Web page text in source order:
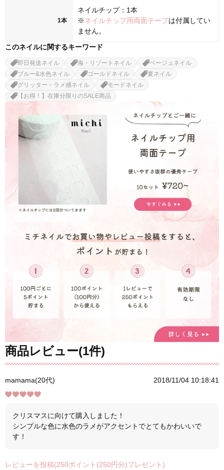
1本
ネイルチップ：1本
※ネイルチップ用両面テープは付属してい
ません。
このネイルに関するキーワード
即日発送ネイル 海・リゾートネイル
ベージュネイル
ブルー&水色ネイル
ゴールドネイル
夏ネイル
グリッター・ラメ感ネイル
モードネイル
【お得！】在庫分限りのSALE商品
商品レビュー(1件)
mamama(20代) 2018/11/04 10:18:41
クリスマスに向けて購入しました！
シンプルな色に水色のラメがアクセントでとてもかわいいで
す！
レビューを投稿(250ポイント(250円分)プレゼント)